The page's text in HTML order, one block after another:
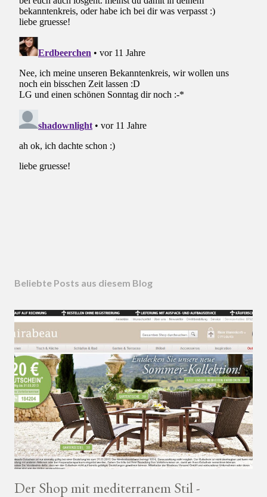
Beliebte Posts aus diesem Blog
Der Shop mit mediterranem Stil -